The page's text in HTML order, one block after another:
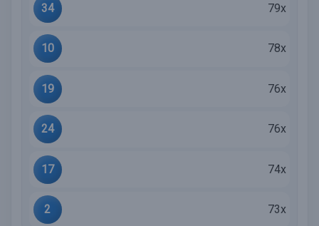
34 79x
10 78x
19 76x
24 76x
17 74x
2 73x